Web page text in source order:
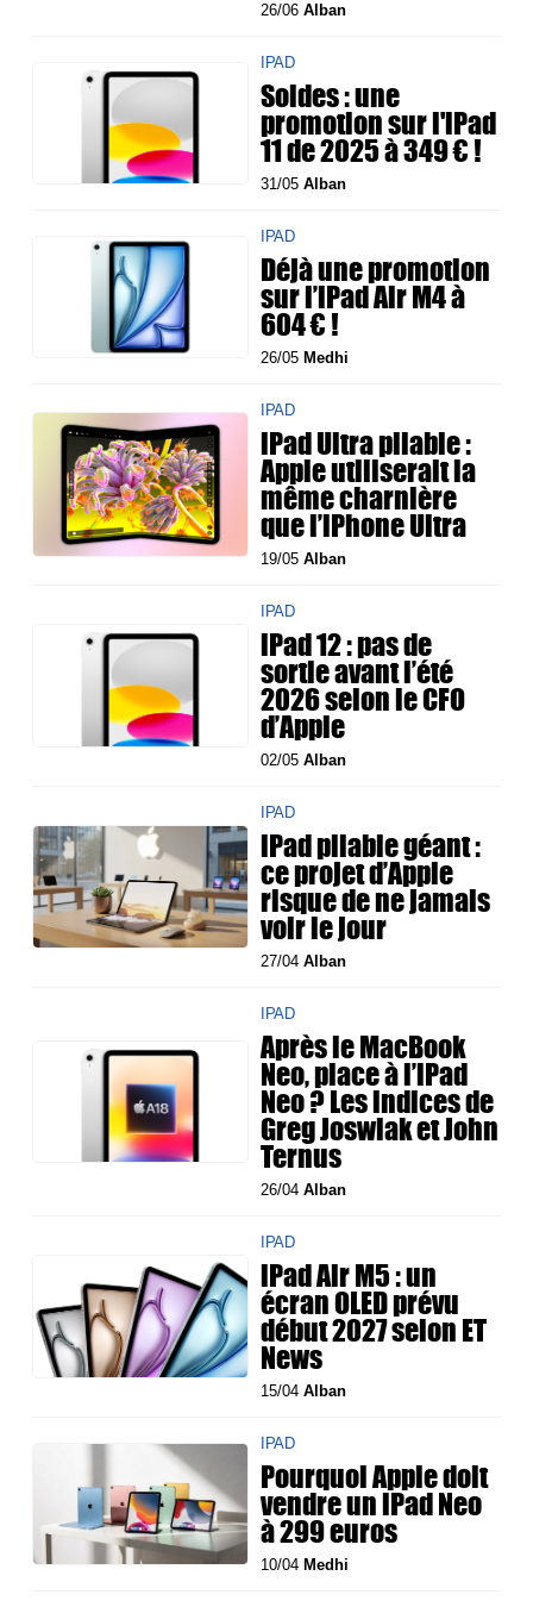
26/06Alban
IPAD
Soldes : une
promotion sur l'iPad
11 de 2025 à 349 € !
31/05Alban
IPAD
Déjà une promotion
sur l’iPad Air M4 à
604 € !
26/05 Medhi
IPAD
iPad Ultra pliable :
Apple utiliserait la
même charnière
que l’iPhone Ultra
19/05Alban
IPAD
iPad 12 : pas de
sortie avant l’été
2026 selon le CFO
d’Apple
02/05Alban
IPAD
iPad pliable géant :
ce projet d’Apple
risque de ne jamais
voir le jour
27/04Alban
IPAD
Après le MacBook
Neo, place à l’iPad
Neo ? Les indices de
Greg Joswiak et John
Ternus
26/04Alban
IPAD
iPad Air M5 : un
écran OLED prévu
début 2027 selon ET
News
15/04Alban
IPAD
Pourquoi Apple doit
vendre un iPad Neo
à 299 euros
10/04 Medhi